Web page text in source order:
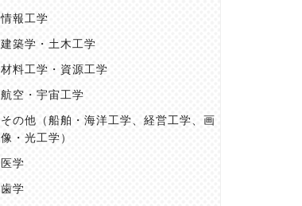
情報工学
建築学・土木工学
材料工学・資源工学
航空・宇宙工学
その他 （船舶・海洋工学、経営工学、画
像・光工学）
医学
歯学